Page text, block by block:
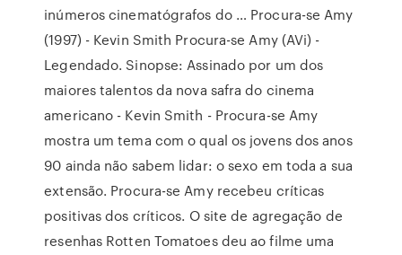
inúmeros cinematógrafos do … Procura-se Amy
(1997) - Kevin Smith Procura-se Amy (AVi) -
Legendado. Sinopse: Assinado por um dos
maiores talentos da nova safra do cinema
americano - Kevin Smith - Procura-se Amy
mostra um tema com o qual os jovens dos anos
90 ainda não sabem lidar: o sexo em toda a sua
extensão. Procura-se Amy recebeu críticas
positivas dos críticos. O site de agregação de
resenhas Rotten Tomatoes deu ao filme uma